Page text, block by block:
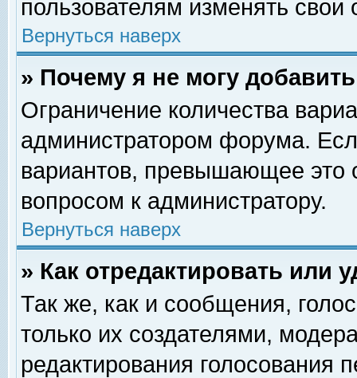
пользователям изменять свои
Вернуться наверх
» Почему я не могу
Ограничение количества
администратором форума.
вариантов, превышающее это
вопросом к администратору.
Вернуться наверх
» Как отредактировать или
Так же, как и сообщения,
только их создателями,
редактирования голосования